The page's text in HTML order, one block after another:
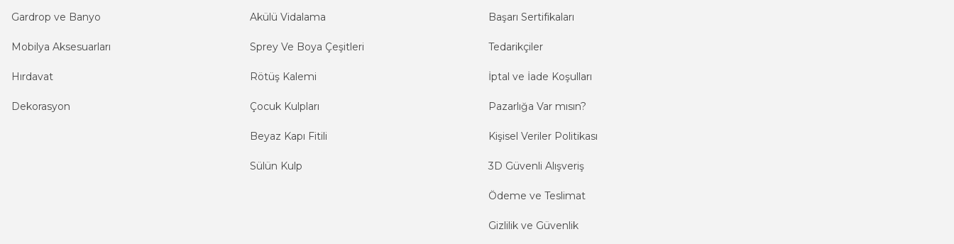
Gardrop ve Banyo
Mobilya Aksesuarları
Hırdavat
Dekorasyon
Akülü Vidalama
Sprey Ve Boya Çeşitleri
Rötüş Kalemi
Çocuk Kulpları
Beyaz Kapı Fitili
Sülün Kulp
Başarı Sertifikaları
Tedarikçiler
İptal ve İade Koşulları
Pazarlığa Var mısın?
Kişisel Veriler Politikası
3D Güvenli Alışveriş
Ödeme ve Teslimat
Gizlilik ve Güvenlik